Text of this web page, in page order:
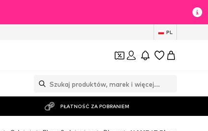
PL
PŁATNOŚĆ ZA POBRANIEM